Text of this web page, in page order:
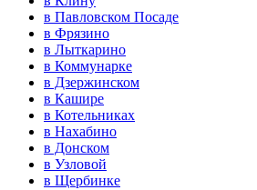
в Павловском Посаде
в Фрязино
в Лыткарино
в Коммунарке
в Дзержинском
в Кашире
в Котельниках
в Нахабино
в Донском
в Узловой
в Щербинке